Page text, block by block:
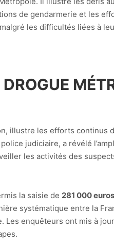
de gendarmerie et les
les difficultés liées à
illustre les efforts continus
judiciaire, a révélé
les activités des
la saisie de 281 000 euros
systématique entre la
Les enquêteurs ont mis à